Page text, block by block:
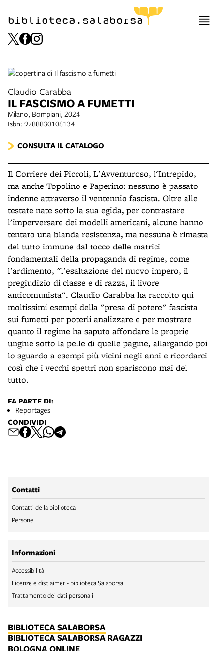
biblioteca.salaborsa
Claudio Carabba
IL FASCISMO A FUMETTI
Milano, Bompiani, 2024
Isbn: 9788830108134
CONSULTA IL CATALOGO
Il Corriere dei Piccoli, L'Avventuroso, l'Intrepido,
ma anche Topolino e Paperino: nessuno è passato
indenne attraverso il ventennio fascista. Oltre alle
testate nate sotto la sua egida, per contrastare
l'imperversare dei modelli americani, alcune hanno
tentato una blanda resistenza, ma nessuna è rimasta
del tutto immune dal tocco delle matrici
fondamentali della propaganda di regime, come
l'ardimento, "l'esaltazione del nuovo impero, il
pregiudizio di classe e di razza, il livore
anticomunista". Claudio Carabba ha raccolto qui
moltissimi esempi della "presa di potere" fascista
sui fumetti per poterli analizzare e per mostrare
quanto il regime ha saputo affondare le proprie
unghie sotto la pelle di quelle pagine, allargando poi
lo sguardo a esempi più vicini negli anni e ricordarci
così che i vecchi spettri non spariscono mai del
tutto.
FA PARTE DI:
Reportages
CONDIVIDI
Contatti
Contatti della biblioteca
Persone
Informazioni
Accessibilità
Licenze e disclaimer - biblioteca Salaborsa
Trattamento dei dati personali
BIBLIOTECA SALABORSA
BIBLIOTECA SALABORSA RAGAZZI
BOLOGNA ONLINE